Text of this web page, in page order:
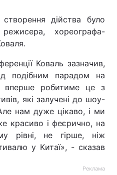
дійства було
хореографа-
Коваль зазначив,
подібним парадом на
вперше робитиме це з
які залучені до шоу-
нам дуже цікаво, і ми
красиво і феєрично, на
рівні, не гірше, ніж
у Китаї», - сказав
Реклама